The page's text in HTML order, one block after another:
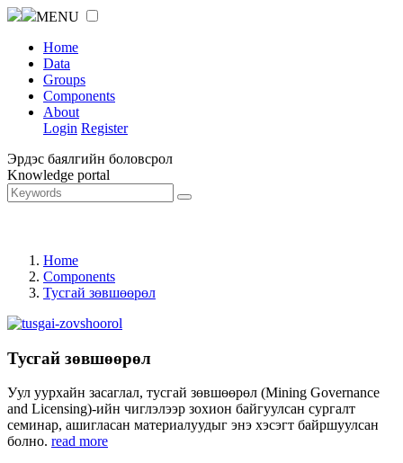
MENU
Home
Data
Groups
Components
About
Login Register
Эрдэс баялгийн боловсрол
Knowledge portal
Home
Components
Тусгай зөвшөөрөл
Тусгай зөвшөөрөл
Уул уурхайн засаглал, тусгай зөвшөөрөл (Mining Governance
and Licensing)-ийн чиглэлээр зохион байгуулсан сургалт
семинар, ашигласан материалуудыг энэ хэсэгт байршуулсан
болно. read more